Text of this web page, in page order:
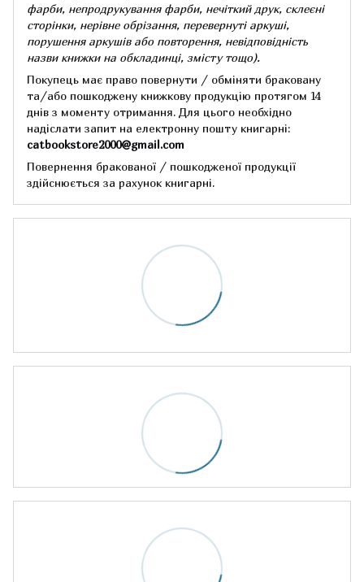
фарби, непродрукування фарби, нечіткий друк, склеєні
сторінки, нерівне обрізання, перевернуті аркуші,
порушення аркушів або повторення, невідповідність
назви книжки на обкладинці, змісту тощо).
Покупець має право повернути / обміняти браковану
та/або пошкоджену книжкову продукцію протягом 14
днів з моменту отримання. Для цього необхідно
надіслати запит на електронну пошту книгарні:
catbookstore2000@gmail.com
Повернення бракованої / пошкодженої продукції
здійснюється за рахунок книгарні.